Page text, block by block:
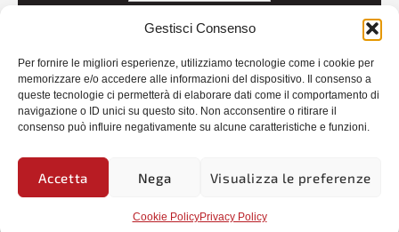
Gestisci Consenso
Per fornire le migliori esperienze, utilizziamo tecnologie come i cookie per
memorizzare e/o accedere alle informazioni del dispositivo. Il consenso a
queste tecnologie ci permetterà di elaborare dati come il comportamento di
navigazione o ID unici su questo sito. Non acconsentire o ritirare il
consenso può influire negativamente su alcune caratteristiche e funzioni.
Accetta Nega Visualizza le preferenze
Cookie PolicyPrivacy Policy
Credits